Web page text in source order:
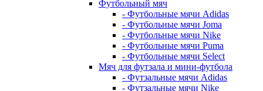
Футбольный мяч
- Футбольные мячи Adidas
- Футбольные мячи Joma
- Футбольные мячи Nike
- Футбольные мячи Puma
- Футбольные мячи Select
Мяч для футзала и мини-футбола
- Футзальные мячи Adidas
- Футзальные мячи Nike